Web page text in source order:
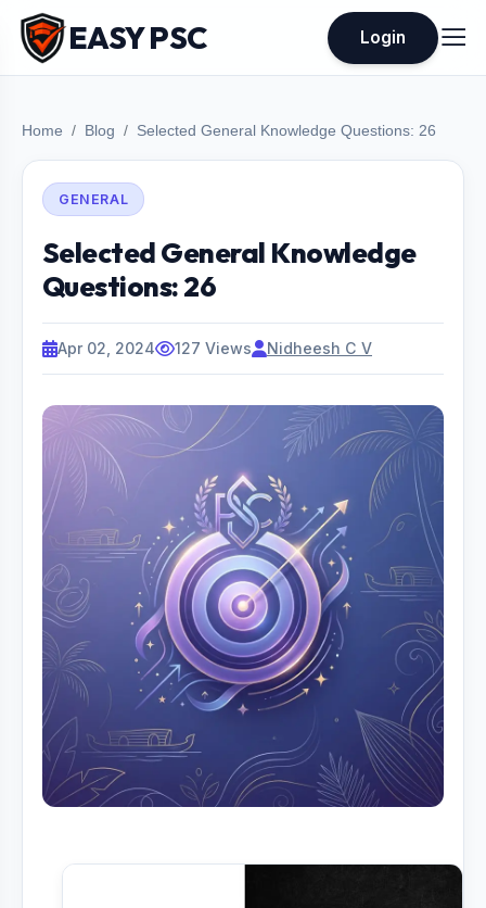
EASY PSC Login
Home Blog Selected General Knowledge Questions: 26
GENERAL
Selected General Knowledge
Questions: 26
Apr 02, 2024 127 Views Nidheesh C V